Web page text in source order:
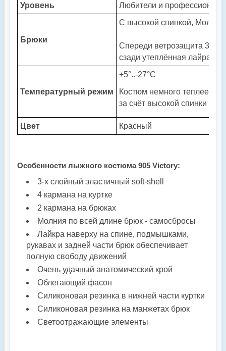
Уровень Любители и профессионалы
Брюки
С высокой спинкой, Молния
Спереди ветрозащита 3-х
сзади утеплённая лайра.
Температурный режим
+5°..-27°С
Костюм немного теплее
за счёт высокой спинки
Цвет Красный
Особенности лыжного костюма 905 Victory:
3-х слойный эластичный soft-shell
4 кармана на куртке
2 кармана на брюках
Молния по всей длине брюк - самосбросы
Лайкра наверху на спине, подмышками,
рукавах и задней части брюк обеспечивает
полную свободу движений
Очень удачный анатомический крой
Облегающий фасон
Силиконовая резинка в нижней части куртки
Силиконовая резинка на манжетах брюк
Светоотражающие элементы